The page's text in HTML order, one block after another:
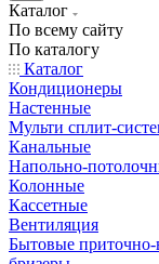
Каталог
По всему сайту
По каталогу
Каталог
Кондиционеры
Настенные
Мульти сплит-
Канальные
Напольно-
Колонные
Кассетные
Вентиляция
Бытовые приточно-